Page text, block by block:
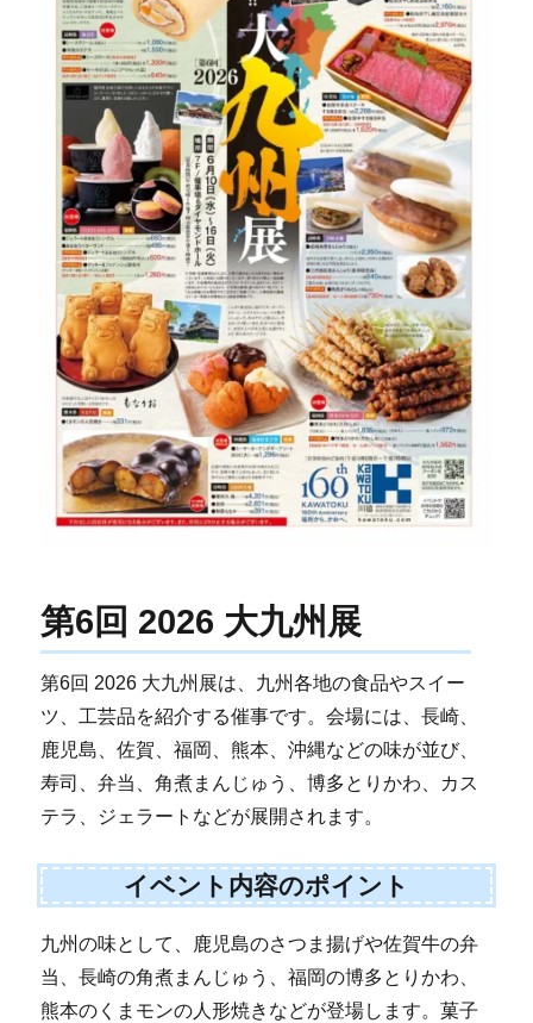
第6回 2026 大九州展
第6回 2026 大九州展は、九州各地の食品やスイー
ツ、工芸品を紹介する催事です。会場には、長崎、
鹿児島、佐賀、福岡、熊本、沖縄などの味が並び、
寿司、弁当、角煮まんじゅう、博多とりかわ、カス
テラ、ジェラートなどが展開されます。
イベント内容のポイント
九州の味として、鹿児島のさつま揚げや佐賀牛の弁
当、長崎の角煮まんじゅう、福岡の博多とりかわ、
熊本のくまモンの人形焼きなどが登場します。菓子